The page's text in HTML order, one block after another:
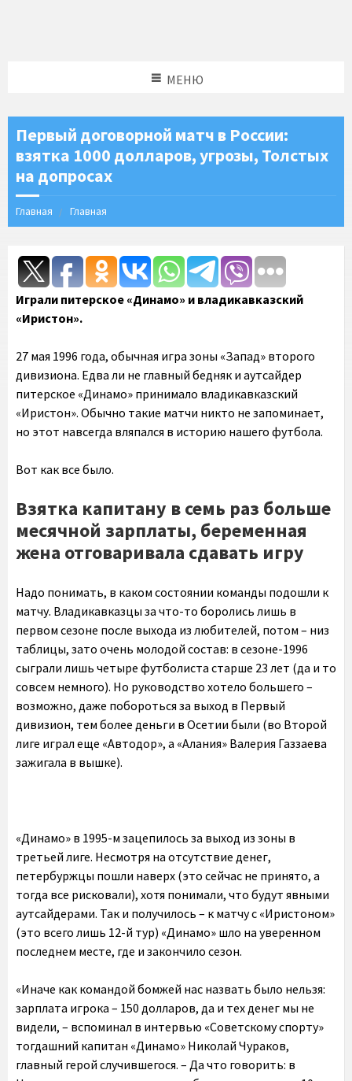
МЕНЮ
Первый договорной матч в России:
взятка 1000 долларов, угрозы, Толстых
на допросах
Главная Главная
Играли питерское «Динамо» и владикавказский
«Иристон».
27 мая 1996 года, обычная игра зоны «Запад» второго
дивизиона. Едва ли не главный бедняк и аутсайдер
питерское «Динамо» принимало владикавказский
«Иристон». Обычно такие матчи никто не запоминает,
но этот навсегда вляпался в историю нашего футбола.
Вот как все было.
Взятка капитану в семь раз больше
месячной зарплаты, беременная
жена отговаривала сдавать игру
Надо понимать, в каком состоянии команды подошли к
матчу. Владикавказцы за что-то боролись лишь в
первом сезоне после выхода из любителей, потом – низ
таблицы, зато очень молодой состав: в сезоне-1996
сыграли лишь четыре футболиста старше 23 лет (да и то
совсем немного). Но руководство хотело большего –
возможно, даже побороться за выход в Первый
дивизион, тем более деньги в Осетии были (во Второй
лиге играл еще «Автодор», а «Алания» Валерия Газзаева
зажигала в вышке).
«Динамо» в 1995-м зацепилось за выход из зоны в
третьей лиге. Несмотря на отсутствие денег,
петербуржцы пошли наверх (это сейчас не принято, а
тогда все рисковали), хотя понимали, что будут явными
аутсайдерами. Так и получилось – к матчу с «Иристоном»
(это всего лишь 12-й тур) «Динамо» шло на уверенном
последнем месте, где и закончило сезон.
«Иначе как командой бомжей нас назвать было нельзя:
зарплата игрока – 150 долларов, да и тех денег мы не
видели, – вспоминал в интервью «Советскому спорту»
тогдашний капитан «Динамо» Николай Чураков,
главный герой случившегося. – Да что говорить: в